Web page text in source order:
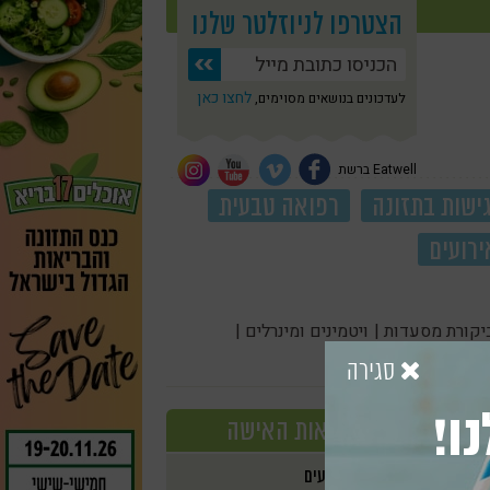
הצטרפו לניוזלטר שלנו
לעדכונים בנושאים מסוימים, לחצו כאן
Eatwell ברשת
גישות בתזונה
רפואה טבעית
מסעדות | ויטמינים ומינרלים |
בריאות האישה
אירועים
סגירה